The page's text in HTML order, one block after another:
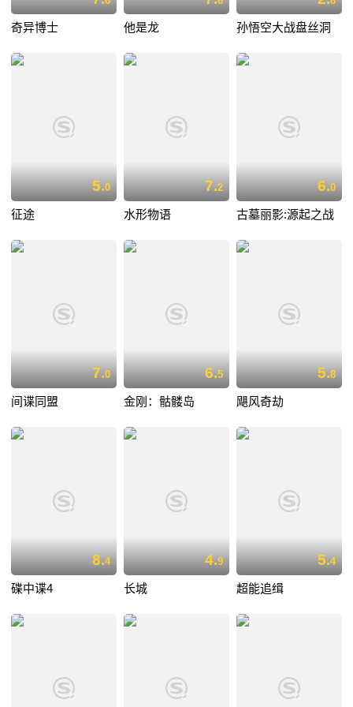
奇异博士 他是龙 孙悟空大战盘丝洞
5.0
征途
7.2
水形物语
6.0
古墓丽影:源起之战
7.0
间谍同盟
6.5
金刚：骷髅岛
5.8
飓风奇劫
8.4
碟中谍4
4.9
长城
5.4
超能追缉